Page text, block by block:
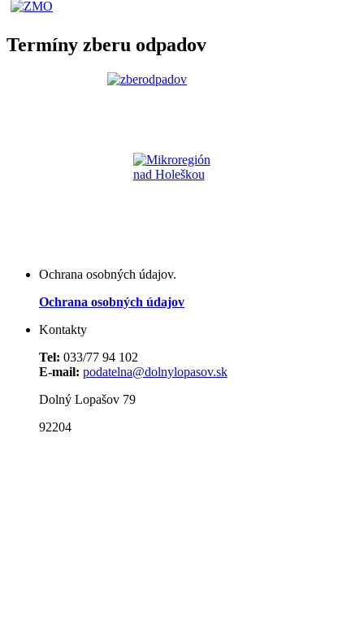
Termíny zberu odpadov
Ochrana osobných údajov.
Ochrana osobných údajov
Kontakty
Tel: 033/77 94 102
E-mail: podatelna@dolnylopasov.sk
Dolný Lopašov 79
92204